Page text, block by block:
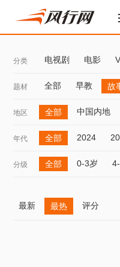
分类 电视剧 电影
题材 全部 早教 故
地区 全部 中国内地
年代 全部 2024
分级 全部 0-3岁
最新 最热 评分